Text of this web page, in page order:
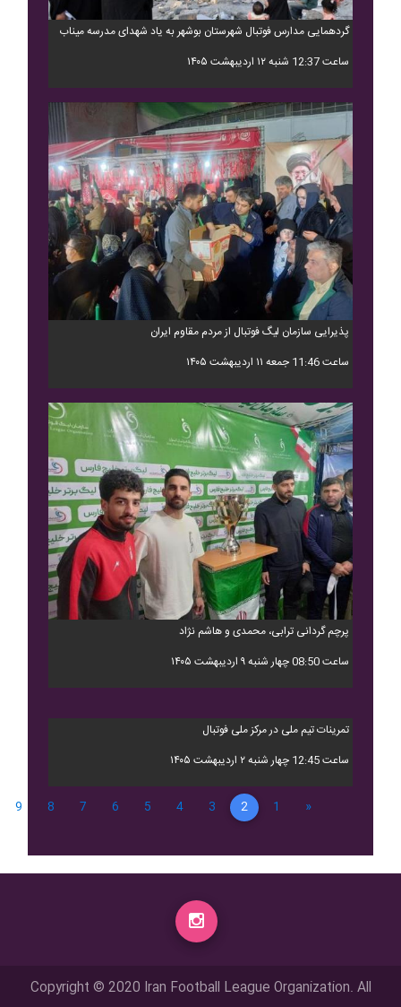
گردهمایی مدارس فوتبال شهرستان بوشهر به یاد شهدای مدرسه میناب
ساعت 12:37 شنبه ۱۲ اردیبهشت ۱۴۰۵
پذیرایی سازمان لیگ فوتبال از مردم مقاوم ایران
ساعت 11:46 جمعه ۱۱ اردیبهشت ۱۴۰۵
پرچم گردانی ترابی، محمدی و هاشم نژاد
ساعت 08:50 چهار شنبه ۹ اردیبهشت ۱۴۰۵
تمرینات تیم ملی در مرکز ملی فوتبال
ساعت 12:45 چهار شنبه ۲ اردیبهشت ۱۴۰۵
«
1
2
3
4
5
6
7
8
9
Copyright © 2020 Iran Football League Organization. All